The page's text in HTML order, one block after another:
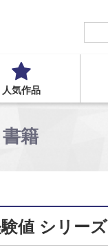
人気作品
書籍
値 シリーズ